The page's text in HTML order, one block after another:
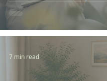
7 min read